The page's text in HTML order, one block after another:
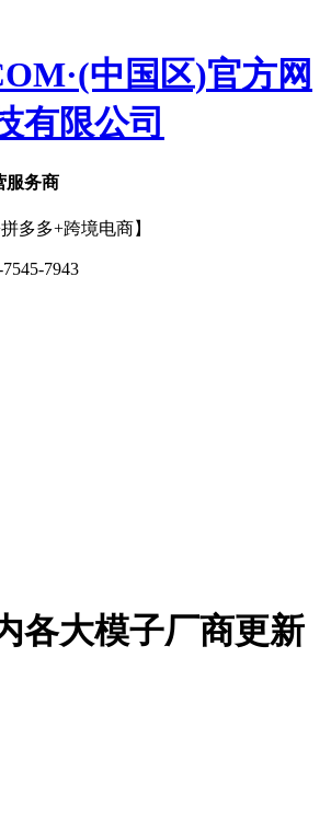
服务商
多多+跨境电商】
7545-7943
各大模子厂商更新